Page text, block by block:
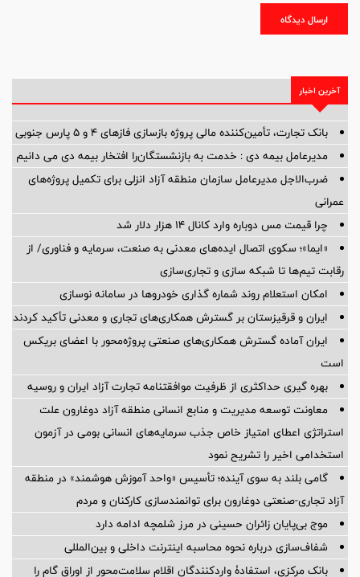
ارسال دیدگاه
آخرین اخبار
بانک تجارت، تأمین‌کننده مالی پروژه بازسازی فازهای ۴ و ۵ پارس جنوبی
مدیرعامل بیمه دی : خدمت به بازنشستگان‌را افتخار بیمه دی می دانیم
ضرب‌الاجل مدیرعامل سازمان منطقه آزاد انزلی برای تكمیل پروژه‌های
عمرانی
چرا قیمت مس دوباره وارد کانال ۱۴ هزار دلار شد
«ایما»؛ سکوی اتصال ایده‌های معدنی به صنعت، سرمایه و فناوری/ از
رقابت تیم‌ها تا شبکه سازی و تجاری‌سازی
امکان استعلام روند شماره گذاری خودروها در سامانه نوسازی
ایران و قرقیزستان بر گسترش همکاری‌های تجاری و معدنی تأکید کردند
ایران آماده گسترش همکاری‌های صنعتی پروژه‌محور با اعضای بریکس
است
بهره گیری حداکثری از ظرفیت موافقتنامه تجارت آزاد ایران و روسیه
معاونت توسعه مدیریت و منابع انسانی منطقه آزاد دوغارون علت
استراتژی اعطای امتیاز خاص جذب سرمایه‌های انسانی بومی در آزمون
استخدامی اخیر را تشریح نمود
گامی بلند به سوی آینده؛ تأسیس «واحد آموزش هوشمند» در منطقه
آزاد تجاری-صنعتی دوغارون برای توانمندسازی کارکنان و مردم
موج بی‌پایان زائران حسینی در مرز شلمچه ادامه دارد
شفاف‌سازی درباره نحوه محاسبه اینترنت داخلی و بین‌المللی
بانک مرکزی، استفادۀ واردکنندگان اقلام سلامت‌محور از اوراق گام را